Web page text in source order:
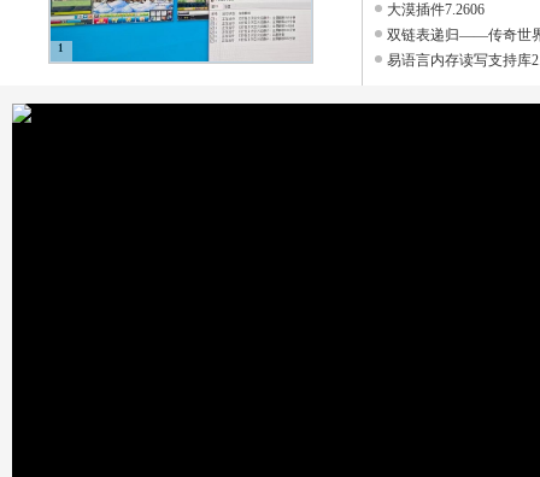
1
大漠插件7.2606
双链表递归——传奇世
易语言内存读写支持库